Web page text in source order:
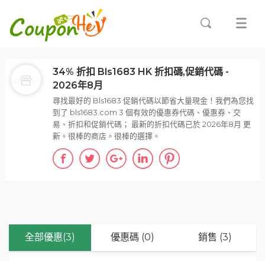
全部優惠(3) 優惠碼 (0) 銷售 (3)
34% 折扣 Bls1683 HK 折扣碼,促銷代碼 -
2026年8月
尋找最好的 Bls1683 促銷代碼以節省大量現金！我們為您找
到了 bls1683.com 3 個有效的優惠券代碼、優惠券、交
易、折扣和促銷代碼； 最新的折扣代碼已於 2026年8月 更
新。很棒的商店。很棒的選擇。